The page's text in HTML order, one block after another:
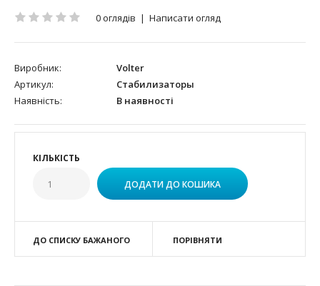
0 оглядів | Написати огляд
Виробник:
Volter
Артикул:
Стабилизаторы
Наявність:
В наявності
КІЛЬКІСТЬ
ДО СПИСКУ БАЖАНОГО ПОРІВНЯТИ